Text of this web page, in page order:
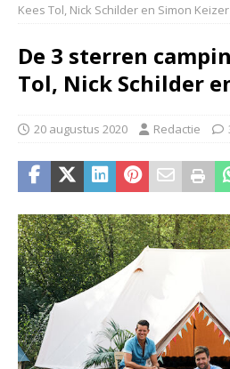
Kees Tol, Nick Schilder en Simon Keizer
De 3 sterren
Tol, Nick Schilder
20 augustus 2020 Redactie